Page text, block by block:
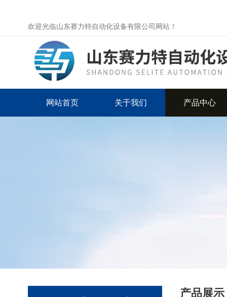
欢迎光临山东赛力特自动化设备有限公司网站！
网站首页 关于我们 产品中心
产品展示